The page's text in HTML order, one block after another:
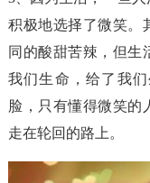
积极地选择了微笑。
同的酸甜苦辣，但生
我们生命，给了我
脸，只有懂得微笑的
走在轮回的路上。